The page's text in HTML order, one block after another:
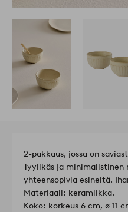
2-pakkaus, jossa on
Tyylikäs ja minimalistinen
yhteensopivia esineitä.
Materiaali: keramiikka.
Koko: korkeus 6 cm, ø 11